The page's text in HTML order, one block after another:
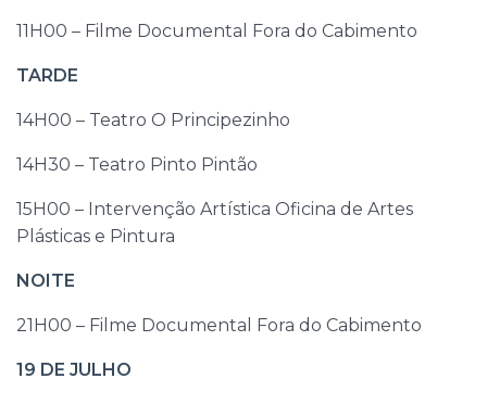
11H00 – Filme Documental Fora do Cabimento
TARDE
14H00 – Teatro O Principezinho
14H30 – Teatro Pinto Pintão
15H00 – Intervenção Artística Oficina de Artes
Plásticas e Pintura
NOITE
21H00 – Filme Documental Fora do Cabimento
19 DE JULHO